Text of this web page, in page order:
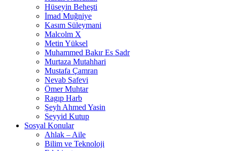
Hüseyin Beheşti
İmad Muğniye
Kasım Süleymani
Malcolm X
Metin Yüksel
Muhammed Bakır Es Sadr
Murtaza Mutahhari
Mustafa Çamran
Nevab Safevi
Ömer Muhtar
Ragıp Harb
Şeyh Ahmed Yasin
Seyyid Kutup
Sosyal Konular
Ahlak – Aile
Bilim ve Teknoloji